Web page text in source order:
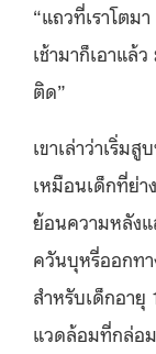
“แถวที่เราโต
เช้ามาก็เอาแล้
ติด”
เขาเล่าว่าเริ่ม
เหมือนเด็กที่ย่า
ย้อนความหลัง
ควันบุหรี่ออกท
สำหรับเด็กอายุ
แวดล้อมที่กล่อม